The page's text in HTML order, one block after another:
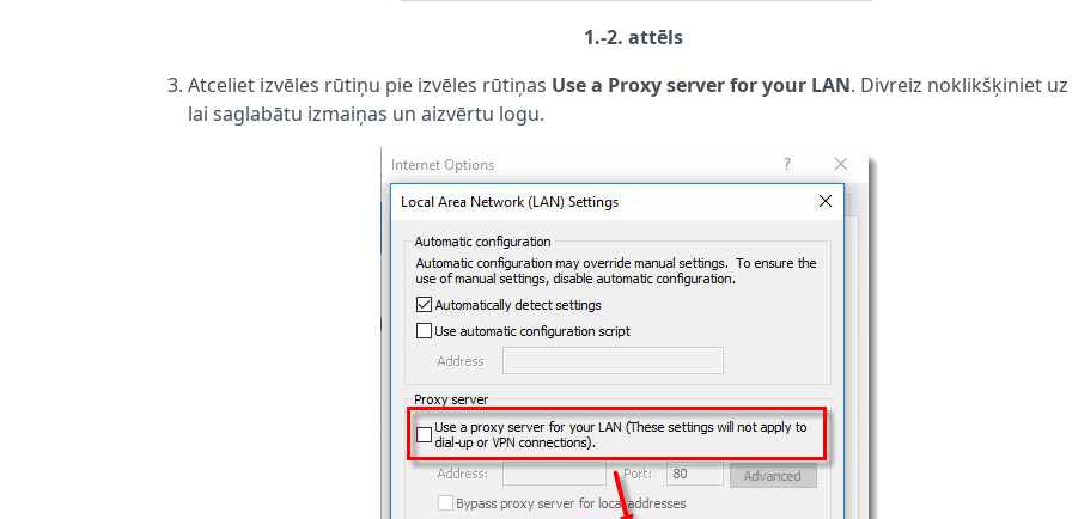
1.-2. attēls
Atceliet izvēles rūtiņu pie izvēles rūtiņas Use a Proxy server for your LAN. Divreiz noklikšķiniet uz
lai saglabātu izmaiņas un aizvērtu logu.